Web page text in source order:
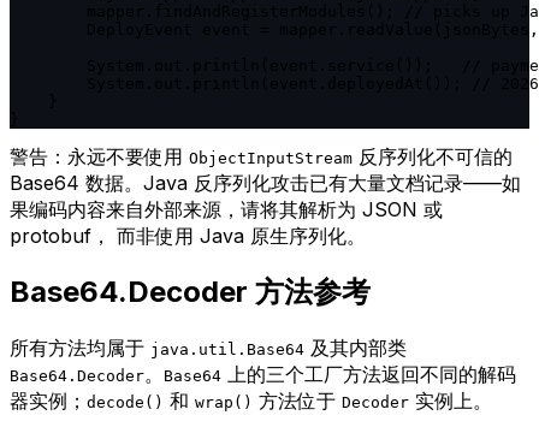
mapper.findAndRegisterModules(); // picks up
DeployEvent event =
System.out.println(event.service());   //
System.out.println(event.deployedAt()); //
警告： 永远不要使用 ObjectInputStream 反序列化不可信的
Base64 数据。Java 反序列化攻击已有大量文档记录——如
果编码内容来自外部来源，请将其解析为 JSON 或
protobuf， 而非使用 Java 原生序列化。
Base64.Decoder 方法参考
所有方法均属于 java.util.Base64 及其内部类
Base64.Decoder。 Base64 上的三个工厂方法返回不同的解码
器实例； decode() 和 wrap() 方法位于 Decoder 实例上。